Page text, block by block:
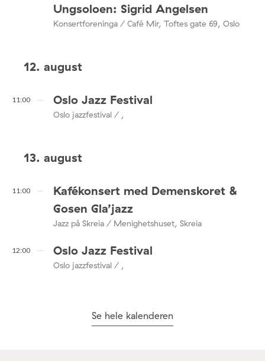
Ungsoloen: Sigrid Angelsen
Konsertforeninga / Café Mir, Toftes gate 69, Oslo
12. august
11:00 Oslo Jazz Festival
Oslo jazzfestival / ,
13. august
11:00
Kafékonsert med Demenskoret &
Gosen Gla’jazz
Jazz på Skreia / Menighetshuset, Skreia
12:00 Oslo Jazz Festival
Oslo jazzfestival / ,
Se hele kalenderen